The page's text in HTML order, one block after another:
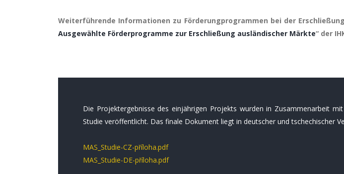
Weiterführende Informationen zu Förderungprogrammen bei der
Ausgewählte Förderprogramme zur Erschließung ausländischer Märkte“ der
Die Projektergebnisse des einjährigen Projekts wurden in Zusammenarbeit
Studie veröffentlicht. Das finale Dokument liegt in deutscher und tschechischer
MAS_Studie-CZ-příloha.pdf
MAS_Studie-DE-příloha.pdf